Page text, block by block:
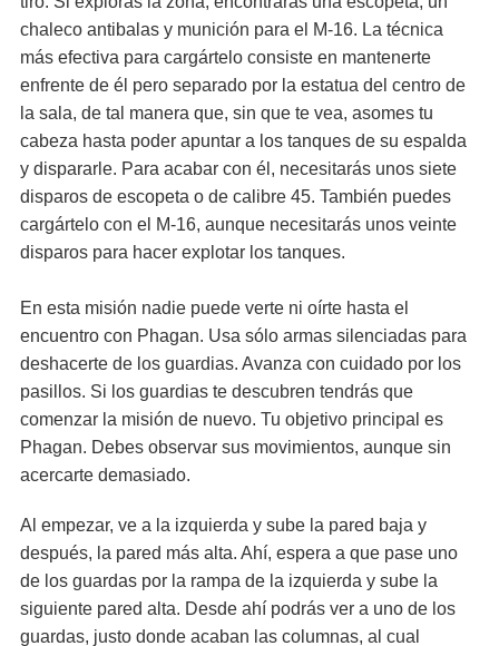
chaleco antibalas y munición para el M-16. La técnica
más efectiva para cargártelo consiste en mantenerte
enfrente de él pero separado por la estatua del centro de
la sala, de tal manera que, sin que te vea, asomes tu
cabeza hasta poder apuntar a los tanques de su espalda
y dispararle. Para acabar con él, necesitarás unos siete
disparos de escopeta o de calibre 45. También puedes
cargártelo con el M-16, aunque necesitarás unos veinte
disparos para hacer explotar los tanques.
En esta misión nadie puede verte ni oírte hasta el
encuentro con Phagan. Usa sólo armas silenciadas para
deshacerte de los guardias. Avanza con cuidado por los
pasillos. Si los guardias te descubren tendrás que
comenzar la misión de nuevo. Tu objetivo principal es
Phagan. Debes observar sus movimientos, aunque sin
acercarte demasiado.
Al empezar, ve a la izquierda y sube la pared baja y
después, la pared más alta. Ahí, espera a que pase uno
de los guardas por la rampa de la izquierda y sube la
siguiente pared alta. Desde ahí podrás ver a uno de los
guardas, justo donde acaban las columnas, al cual